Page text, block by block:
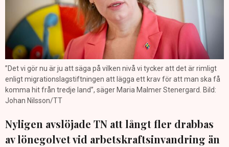
”Det vi gör nu är ju att säga på vilken nivå vi tycker att det är rimligt
enligt migrationslagstiftningen att lägga ett krav för att man ska få
komma hit från tredje land”, säger Maria Malmer Stenergard. Bild:
Johan Nilsson/TT
Nyligen avslöjade TN att långt fler drabbas
av lönegolvet vid arbetskraftsinvandring än